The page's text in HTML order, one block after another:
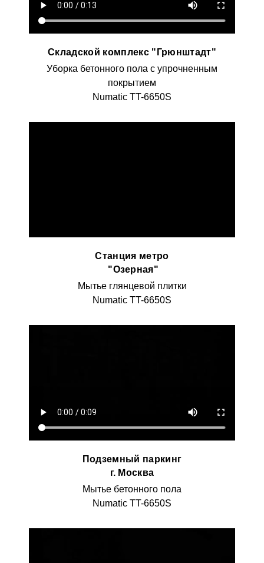
Складской комплекс "Грюнштадт"
Уборка бетонного пола с упрочненным
покрытием
Numatic TT-6650S
Станция метро
"Озерная"
Мытье глянцевой плитки
Numatic TT-6650S
Подземный паркинг
г. Москва
Мытье бетонного пола
Numatic TT-6650S